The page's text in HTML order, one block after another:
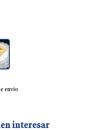
envío
interesar